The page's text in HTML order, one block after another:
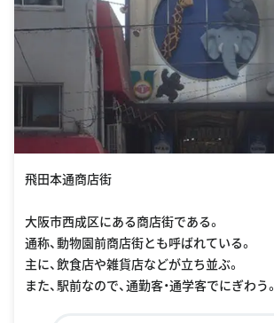
飛田本通商店街
大阪市西成区にある商店街である。
通称、動物園前商店街とも呼ばれている。
主に、飲食店や雑貨店などが立ち並ぶ。
また、駅前なので、通勤客・通学客でにぎわう。